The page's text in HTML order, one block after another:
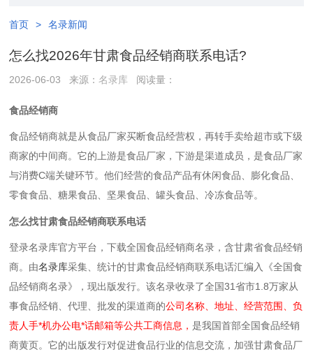
首页 > 名录新闻
怎么找2026年甘肃食品经销商联系电话?
2026-06-03 来源：名录库 阅读量：
食品经销商
食品经销商就是‌从食品厂家买断食品经营权，再转手卖给超市或下级
商家的中间商‌。它的上游是食品厂家，下游是渠道成员，是食品厂家
与消费C端关键环节。他们经营的食品产品有休闲食品、膨化食品、
零食食品、糖果食品、坚果食品、罐头食品、冷冻食品等。
怎么找甘肃食品经销商联系电话
登录名录库官方平台，下载全国食品经销商名录，含甘肃省食品经销
商。由名录库采集、统计的甘肃食品经销商联系电话汇编入《全国食
品经销商名录》，现出版发行。该名录收录了全国31省市1.8万家从
事食品经销、代理、批发的渠道商的公司名称、地址、经营范围、负
责人手*机办公电*话邮箱等公共工商信息，是我国首部全国食品经销
商黄页。它的出版发行对促进食品行业的信息交流，加强甘肃食品厂